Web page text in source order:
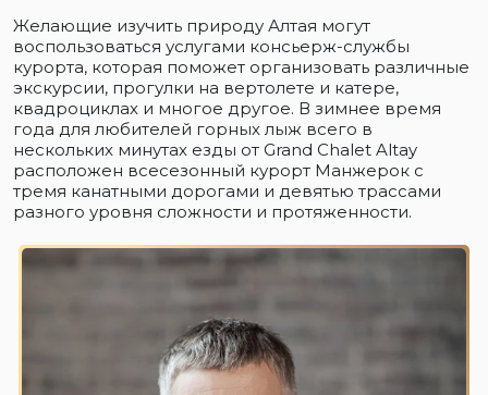
Желающие изучить природу Алтая могут
воспользоваться услугами консьерж-службы
курорта, которая поможет организовать различные
экскурсии, прогулки на вертолете и катере,
квадроциклах и многое другое. В зимнее время
года для любителей горных лыж всего в
нескольких минутах езды от Grand Chalet Altay
расположен всесезонный курорт Манжерок с
тремя канатными дорогами и девятью трассами
разного уровня сложности и протяженности.